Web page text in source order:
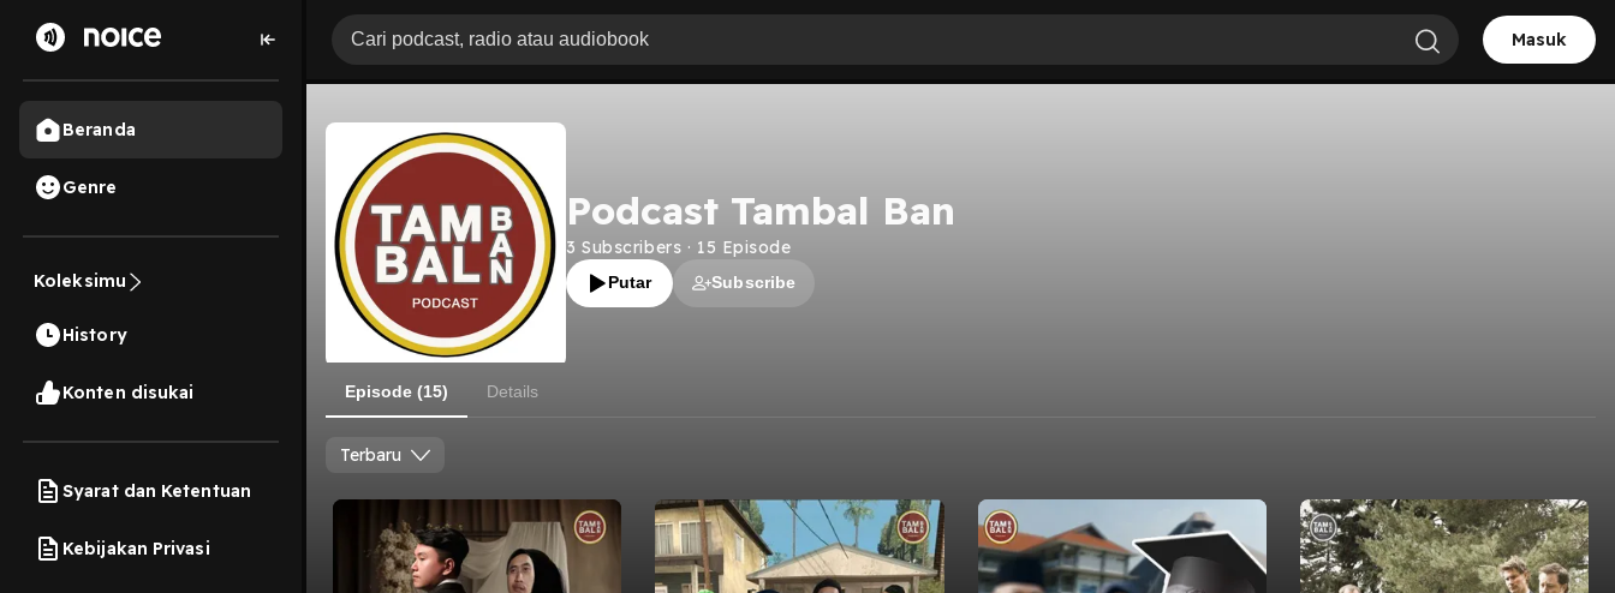
Beranda
Genre
Koleksimu
History
Konten disukai
Syarat dan Ketentuan
Kebijakan Privasi
Masuk
Podcast Tambal Ban
3 Subscribers · 15 Episode
Putar Subscribe
Episode (15) Details
Terbaru